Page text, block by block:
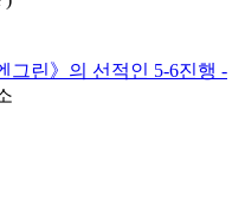
그린》의 선적인 5-6진행 -